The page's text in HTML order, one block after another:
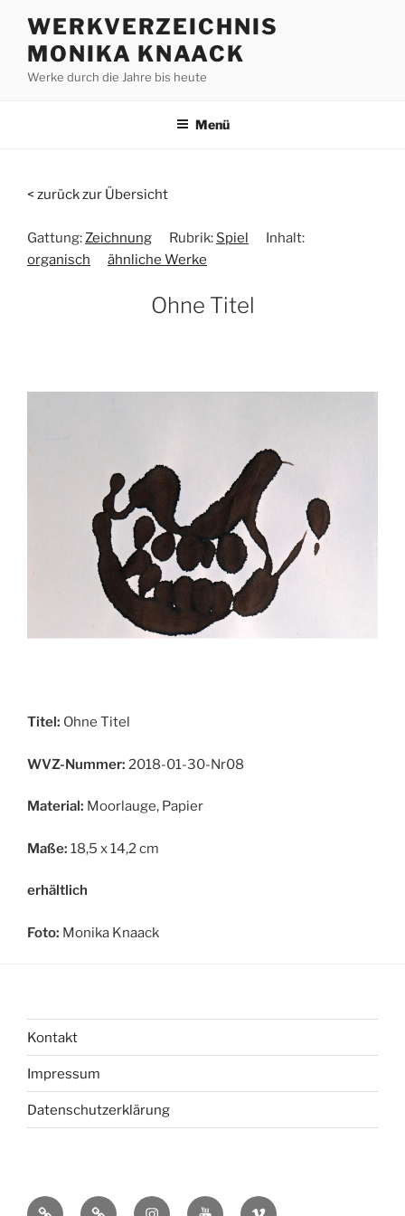
Inhalt
springen
WERKVERZEICHNIS
MONIKA KNAACK
Werke durch die Jahre bis heute
Menü
< zurück zur Übersicht
Gattung: Zeichnung Rubrik: Spiel
Inhalt:
organisch
ähnliche Werke
Ohne Titel
Titel: Ohne Titel
WVZ-Nummer: 2018-01-30-Nr08
Material: Moorlauge, Papier
Maße: 18,5 x 14,2 cm
erhältlich
Foto: Monika Knaack
Kontakt
Impressum
Datenschutzerklärung
bsky MastadonInstagramYou Vimeo